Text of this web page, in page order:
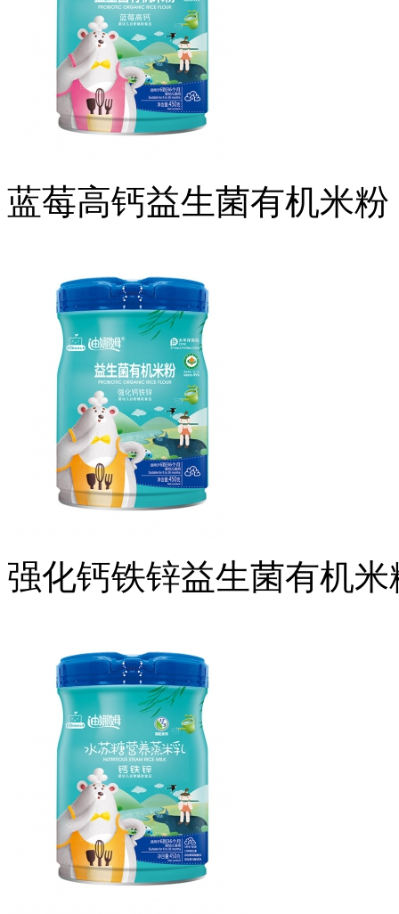
蓝莓高钙益生菌有机米粉
强化钙铁锌益生菌有机米